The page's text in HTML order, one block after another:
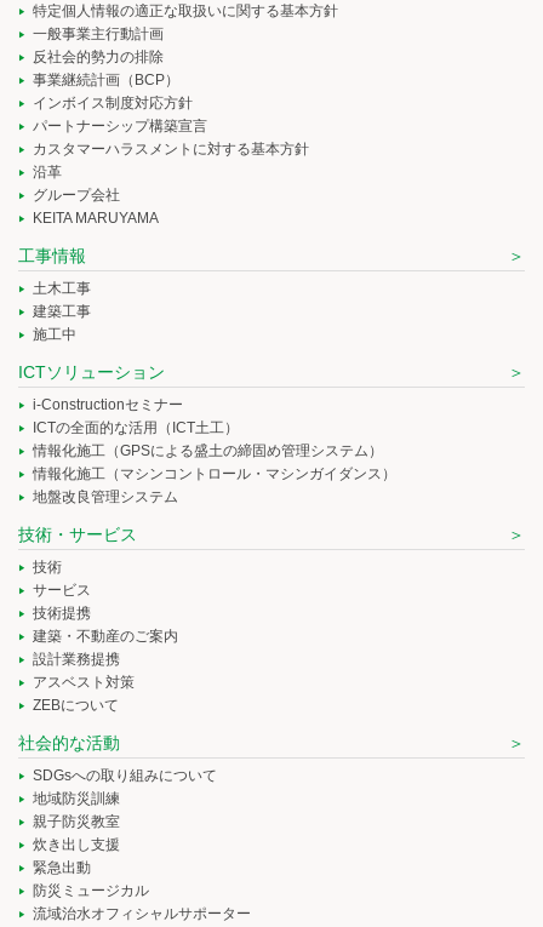
特定個人情報の適正な取扱いに関する基本方針
一般事業主行動計画
反社会的勢力の排除
事業継続計画（BCP）
インボイス制度対応方針
パートナーシップ構築宣言
カスタマーハラスメントに対する基本方針
沿革
グループ会社
KEITA MARUYAMA
工事情報
土木工事
建築工事
施工中
ICTソリューション
i-Constructionセミナー
ICTの全面的な活用（ICT土工）
情報化施工（GPSによる盛土の締固め管理システム）
情報化施工（マシンコントロール・マシンガイダンス）
地盤改良管理システム
技術・サービス
技術
サービス
技術提携
建築・不動産のご案内
設計業務提携
アスベスト対策
ZEBについて
社会的な活動
SDGsへの取り組みについて
地域防災訓練
親子防災教室
炊き出し支援
緊急出動
防災ミュージカル
流域治水オフィシャルサポーター